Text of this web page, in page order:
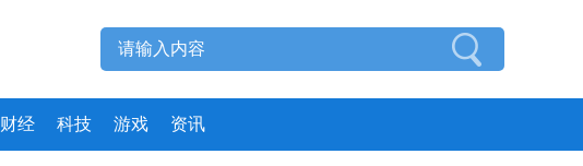
财经 科技 游戏 资讯